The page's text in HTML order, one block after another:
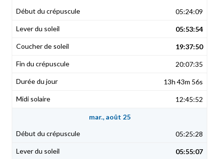
05:24:09
05:53:54
19:37:50
20:07:35
13h 43m 56s
12:45:52
mar., août 25
05:25:28
05:55:07